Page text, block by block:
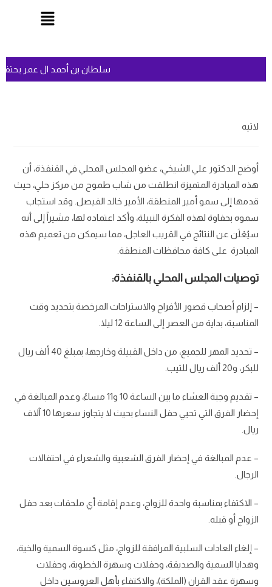
سلطان بن أحمد ال عمر
لاتيه
أوضح الدكتور علي الشيخي، عضو المجلس المحلي في القنفذة، أن
هذه المبادرة المتميزة انطلقت من شاب طموح من مركز حلي، حيث
قدمها إلى سمو أمير المنطقة، الأمير خالد الفيصل. وقد استجاب
سموه بحفاوة لهذه الفكرة النبيلة، وأكد اعتماده لها، مشيراً إلى أنه
سيُعْلَن عن النتائج في القريب العاجل، مما سيمكن من تعميم هذه
المبادرة على كافة محافظات المنطقة.
توصيات المجلس المحلي بالقنفذة:
– إلزام أصحاب قصور الأفراح والاستراحات المرخصة بتحديد وقت
المناسبة، بداية من العصر إلى الساعة 12 ليلا.
– تحديد المهر للجميع، من داخل القبيلة وخارجها، بمبلغ 40 ألف ريال
للبكر، و20 ألف ريال للثيب.
– تقديم وجبة العشاء ما بين الساعة 10 و11 مساءً، وعدم المبالغة في
إحضار الفرق التي تحيي حفل النساء بحيث لا يتجاوز سعرها 10 آلاف
ريال.
– عدم المبالغة في إحضار الفرق الشعبية والشعراء في احتفالات
الرجال.
– الاكتفاء بمناسبة واحدة للزواج، وعدم إقامة أي ملحقات بعد حفل
الزواج أو قبله.
– إلغاء العادات السلبية المرافقة للزواج، مثل كسوة السمية والخية،
وهدايا السمية والصديقة، وحفلات وسهرة الخطوبة، وحفلات
وسهرة عقد القران (الملكة)، والاكتفاء بأهل العروسين داخل